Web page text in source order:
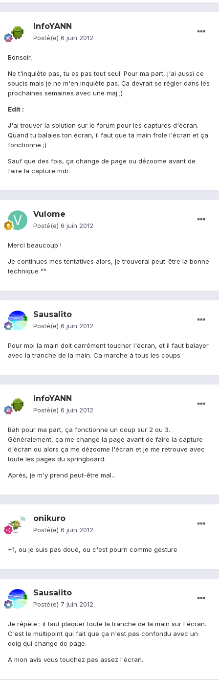
InfoYANN
Posté(e) 6 juin 2012
Bonsoir,
Ne t'inquiète pas, tu es pas tout seul. Pour ma part, j'ai aussi ce
soucis mais je ne m'en inquiète pas. Ça devrait se régler dans les
prochaines semaines avec une maj ;)
Edit :
J'ai trouver la solution sur le forum pour les captures d'écran.
Quand tu balaies ton écran, il faut que ta main frole l'écran et ça
fonctionne ;)
Sauf que des fois, ça change de page ou dézoome avant de
faire la capture mdr.
Vulome
Posté(e) 6 juin 2012
Merci beaucoup !
Je continues mes tentatives alors, je trouverai peut-être la bonne
technique ^^
Sausalito
Posté(e) 6 juin 2012
Pour moi la main doit carrément toucher l'écran, et il faut balayer
avec la tranche de la main. Ca marche à tous les coups.
InfoYANN
Posté(e) 6 juin 2012
Bah pour ma part, ça fonctionne un coup sur 2 ou 3.
Généralement, ça me change la page avant de faire la capture
d'écran ou alors ça me dézoome l'écran et je me retrouve avec
toute les pages du springboard.
Après, je m'y prend peut-être mal...
onikuro
Posté(e) 6 juin 2012
+1, ou je suis pas doué, ou c'est pourri comme gesture
Sausalito
Posté(e) 7 juin 2012
Je répète : il faut plaquer toute la tranche de la main sur l'écran.
C'est le multipoint qui fait que ça n'est pas confondu avec un
doig qui change de page.
A mon avis vous touchez pas assez l'écran.